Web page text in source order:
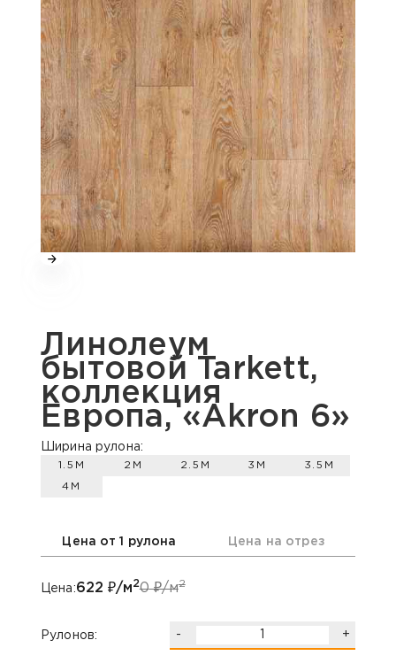
Линолеум
бытовой Tarkett,
коллекция
Европа, «Akron 6»
Ширина рулона:
1.5М 2М 2.5М 3М 3.5М
4М
Цена от 1 рулона Цена на отрез
Цена:622 ₽/м20₽/м2
Рулонов: - +